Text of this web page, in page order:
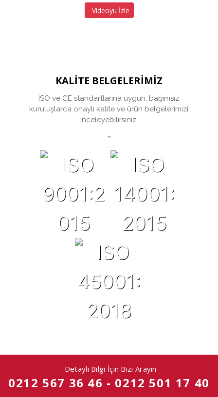
Videoyu İzle
KALİTE BELGELERİMİZ
ISO ve CE standartlarına uygun, bağımsız
kuruluşlarca onaylı kalite ve ürün belgelerimizi
inceleyebilirsiniz.
Detaylı Bilgi İçin Bizi Arayın
0212 567 36 46 - 0212 501 17 40